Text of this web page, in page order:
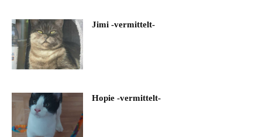
Jimi -vermittelt-
Hopie -vermittelt-